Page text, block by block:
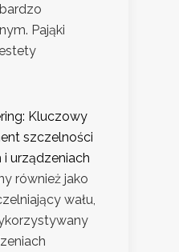
Pająki
Kluczowy
szczelności
urządzeniach
również jako
wału,